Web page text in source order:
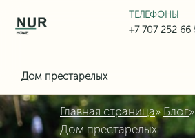
ТЕЛЕФОНЫ
Дом престарелых
Главная страница» Блог»
Дом престарелых